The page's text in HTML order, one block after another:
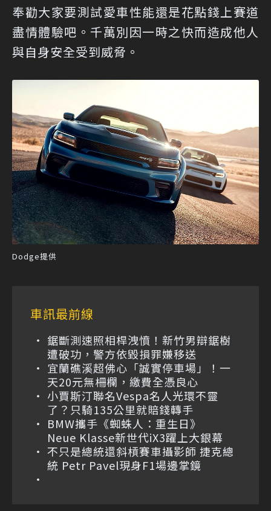
奉勸大家要測試愛車性能還是花點錢上賽道
盡情體驗吧。千萬別因一時之快而造成他人
與自身安全受到威脅。
Dodge提供
車訊最前線
鋸斷測速照相桿洩憤！新竹男辯鋸樹
遭破功，警方依毀損罪嫌移送
宜蘭礁溪超佛心「誠實停車場」！一
天20元無柵欄，繳費全憑良心
小賈斯汀聯名Vespa名人光環不靈
了？只騎135公里就賠錢轉手
BMW攜手《蜘蛛人：重生日》
Neue Klasse新世代iX3躍上大銀幕
不只是總統還斜槓賽車攝影師 捷克總
統 Petr Pavel現身F1場邊掌鏡